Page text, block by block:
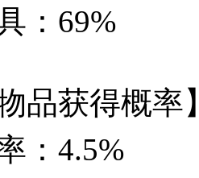
：69%
品获得概率
：4.5%